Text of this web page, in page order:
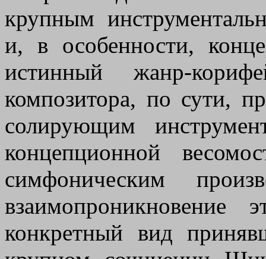
крупным
и, в особенности,
истинный жанр-
композитора, по сути,
солирующим
концепционной
симфоническим
взаимопроникновение
конкретный вид